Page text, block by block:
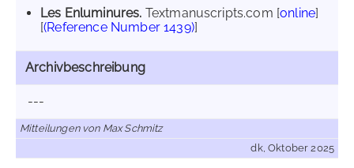
Les Enluminures. Textmanuscripts.com [online]
[(Reference Number 1439)]
Archivbeschreibung
---
Mitteilungen von Max Schmitz
dk, Oktober 2025